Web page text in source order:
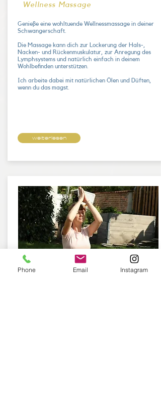
Wellness Massage
Genieße eine wohltuende Wellnessmassage in deiner
Schwangerschaft.
Die Massage kann dich zur Lockerung der Hals-,
Nacken- und Rückenmuskulatur, zur Anregung des
Lymphsystems und natürlich einfach in deinem
Wohlbefinden unterstützen.
Ich arbeite dabei mit natürlichen Ölen und Düften,
wenn du das magst.
weiterlesen
Phone Email Instagram